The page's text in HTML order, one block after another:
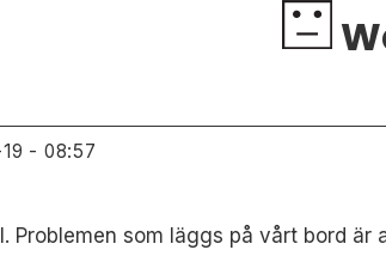
19 - 08:57
Problemen som läggs på vårt bord